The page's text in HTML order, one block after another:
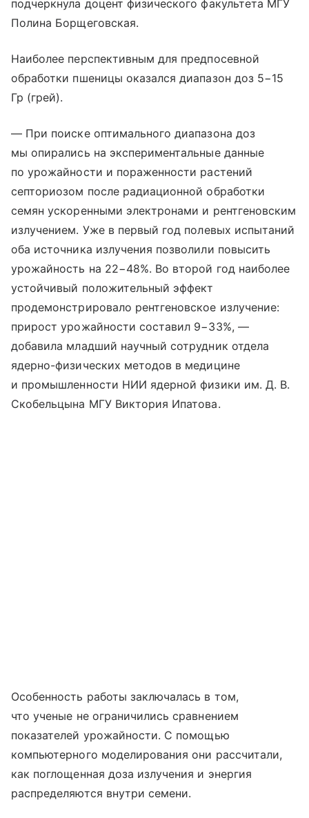
подчеркнула доцент физического факультета МГУ
Полина Борщеговская.
Наиболее перспективным для предпосевной
обработки пшеницы оказался диапазон доз 5−15
Гр (грей).
— При поиске оптимального диапазона доз
мы опирались на экспериментальные данные
по урожайности и пораженности растений
септориозом после радиационной обработки
семян ускоренными электронами и рентгеновским
излучением. Уже в первый год полевых испытаний
оба источника излучения позволили повысить
урожайность на 22−48%. Во второй год наиболее
устойчивый положительный эффект
продемонстрировало рентгеновское излучение:
прирост урожайности составил 9−33%, —
добавила младший научный сотрудник отдела
ядерно-физических методов в медицине
и промышленности НИИ ядерной физики им. Д. В.
Скобельцына МГУ Виктория Ипатова.
Особенность работы заключалась в том,
что ученые не ограничились сравнением
показателей урожайности. С помощью
компьютерного моделирования они рассчитали,
как поглощенная доза излучения и энергия
распределяются внутри семени.